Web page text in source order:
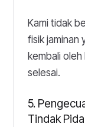
Kami tidak
fisik jaminan
kembali
selesai.
5.
Tindak